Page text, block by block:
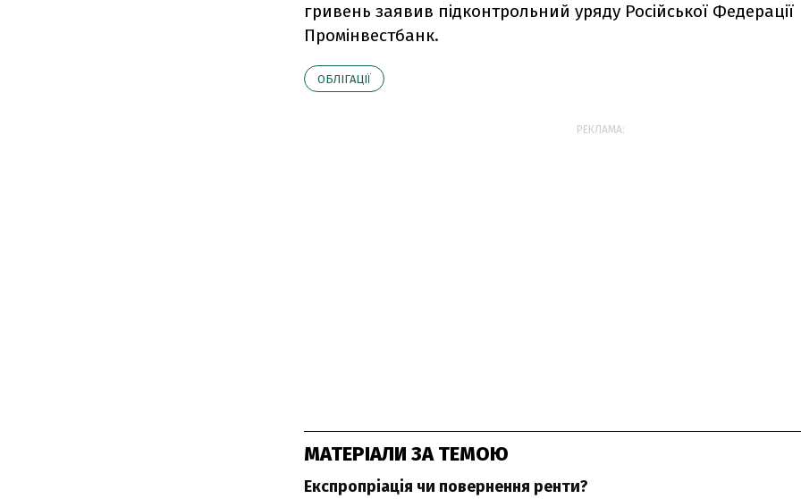
гривень заявив підконтрольний уряду Російської Федерації
Промінвестбанк.
ОБЛІГАЦІЇ
РЕКЛАМА:
МАТЕРІАЛИ ЗА ТЕМОЮ
Експропріація чи повернення ренти?